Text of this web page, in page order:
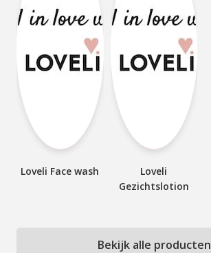
Loveli Face wash
Loveli
Gezichtslotion
Bekijk alle producten